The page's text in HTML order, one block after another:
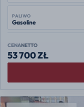
PALIWO
Gasoline
CENANETTO
53 700 ZŁ